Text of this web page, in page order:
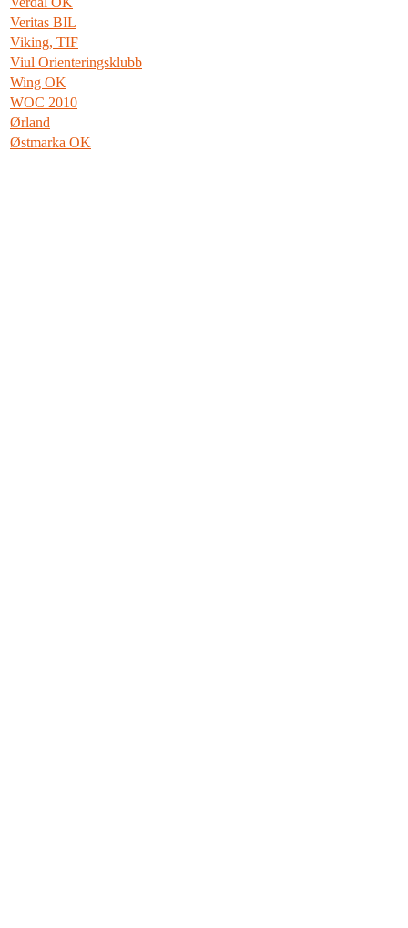
Veritas BIL
Viking, TIF
Viul Orienteringsklubb
Wing OK
WOC 2010
Ørland
Østmarka OK